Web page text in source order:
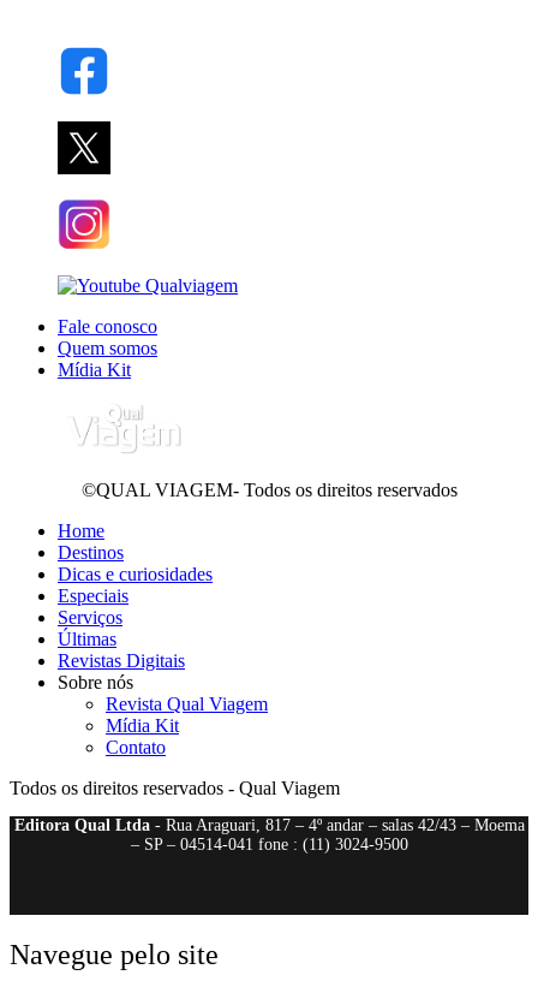
Fale conosco
Quem somos
Mídia Kit
©QUAL VIAGEM- Todos os direitos reservados
Home
Destinos
Dicas e curiosidades
Especiais
Serviços
Últimas
Revistas Digitais
Sobre nós
Revista Qual Viagem
Mídia Kit
Contato
Todos os direitos reservados - Qual Viagem
Editora Qual Ltda- Rua Araguari, 817 – 4º andar – salas 42/43 – Moema
– SP – 04514-041 fone : (11) 3024-9500
Navegue pelo site